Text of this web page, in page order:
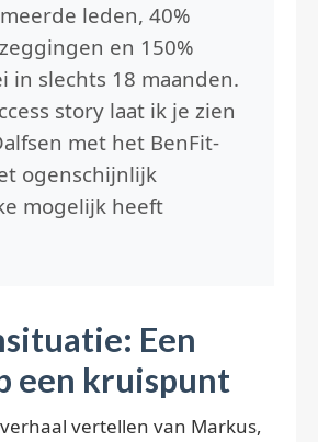
leden, 40%
en 150%
in slechts 18 maanden.
story laat ik je zien
met het BenFit-
ogenschijnlijk
mogelijk heeft
Een
een kruispunt
vertellen van Markus,